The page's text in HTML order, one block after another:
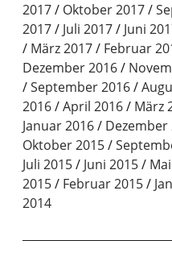
2017
Oktober 2017
2017
Juli 2017 Juni
März 2017
Februar
Dezember 2016
September 2016
2016
April 2016 März
Januar 2016
Dezember
Oktober 2015
Juli 2015
Juni 2015
2015
Februar 2015
2014